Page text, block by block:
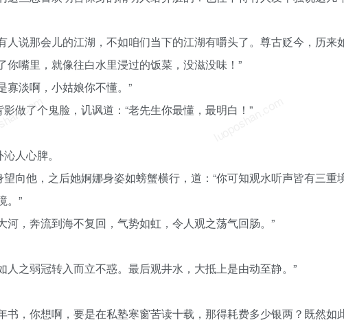
luoposhan.com
人说那会儿的江湖，不如咱们当下的江湖有嚼头了。尊古贬今，历来
嘴里，就像往白水里浸过的饭菜，没滋没味！”
寡淡啊，小姑娘你不懂。”
做了个鬼脸，讥讽道：“老先生你最懂，最明白！”
人心脾。
向他，之后她婀娜身姿如螃蟹横行，道：“你可知观水听声皆有三重
。”
河，奔流到海不复回，气势如虹，令人观之荡气回肠。”
人之弱冠转入而立不惑。最后观井水，大抵上是由动至静。”
书，你想啊，要是在私塾寒窗苦读十载，那得耗费多少银两？既然如